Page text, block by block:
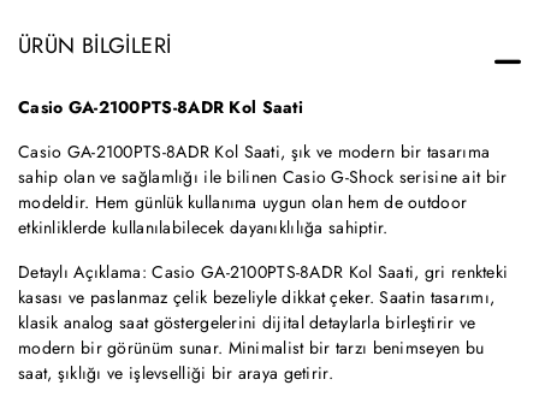
ÜRÜN BILGILERI
Casio GA-2100PTS-8ADR Kol Saati
Casio GA-2100PTS-8ADR Kol Saati, şık ve modern bir tasarıma
sahip olan ve sağlamlığı ile bilinen Casio G-Shock serisine ait bir
modeldir. Hem günlük kullanıma uygun olan hem de outdoor
etkinliklerde kullanılabilecek dayanıklılığa sahiptir.
Detaylı Açıklama: Casio GA-2100PTS-8ADR Kol Saati, gri renkteki
kasası ve paslanmaz çelik bezeliyle dikkat çeker. Saatin tasarımı,
klasik analog saat göstergelerini dijital detaylarla birleştirir ve
modern bir görünüm sunar. Minimalist bir tarzı benimseyen bu
saat, şıklığı ve işlevselliği bir araya getirir.